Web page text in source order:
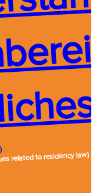
related to residency law)